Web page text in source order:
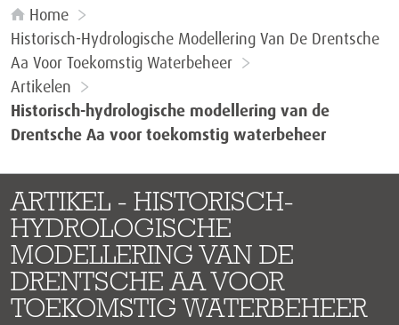
Home
Historisch-Hydrologische Modellering Van De Drentsche
Aa Voor Toekomstig Waterbeheer
Artikelen
Historisch-hydrologische modellering van de
Drentsche Aa voor toekomstig waterbeheer
ARTIKEL - HISTORISCH-
HYDROLOGISCHE
MODELLERING VAN DE
DRENTSCHE AA VOOR
TOEKOMSTIG WATERBEHEER